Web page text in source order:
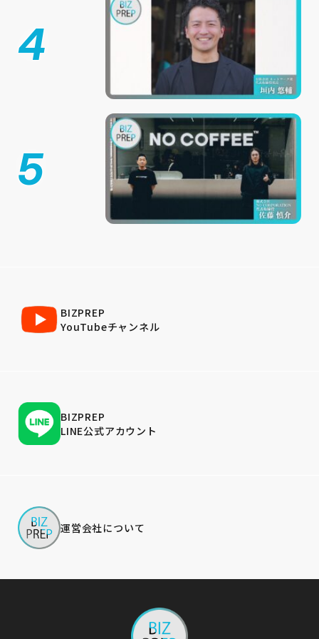
4
5
BIZPREP
YouTubeチャンネル
BIZPREP
LINE公式アカウント
運営会社について